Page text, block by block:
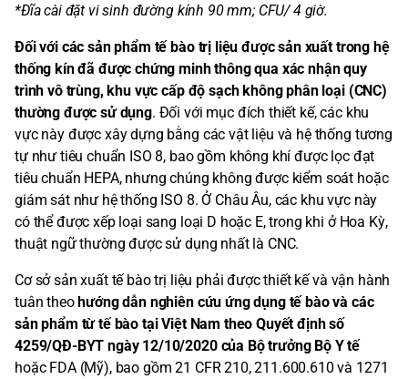
*Đĩa cài đặt vi sinh đường kính 90 mm; CFU/ 4 giờ.
Đối với các sản phẩm tế bào trị liệu được sản xuất trong hệ
thống kín đã được chứng minh thông qua xác nhận quy
trình vô trùng, khu vực cấp độ sạch không phân loại (CNC)
thường được sử dụng. Đối với mục đích thiết kế, các khu
vực này được xây dựng bằng các vật liệu và hệ thống tương
tự như tiêu chuẩn ISO 8, bao gồm không khí được lọc đạt
tiêu chuẩn HEPA, nhưng chúng không được kiểm soát hoặc
giám sát như hệ thống ISO 8. Ở Châu Âu, các khu vực này
có thể được xếp loại sang loại D hoặc E, trong khi ở Hoa Kỳ,
thuật ngữ thường được sử dụng nhất là CNC.
Cơ sở sản xuất tế bào trị liệu phải được thiết kế và vận hành
tuân theohướng dẫn nghiên cứu ứng dụng tế bào và các
sản phẩm từ tế bào tại Việt Nam theo Quyết định số
4259/QĐ-BYT ngày 12/10/2020 của Bộ trưởng Bộ Y tế
hoặc FDA (Mỹ), bao gồm 21 CFR 210, 211.600.610 và 1271